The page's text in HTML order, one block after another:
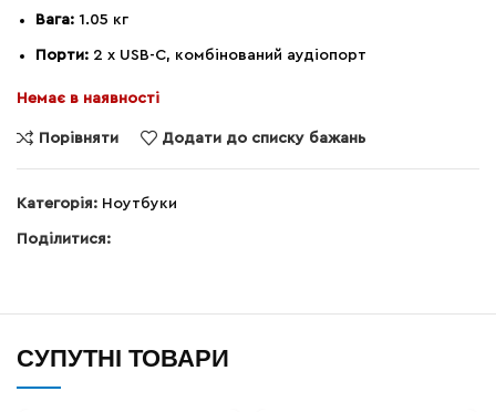
Вага: 1.05 кг
Порти: 2 x USB-C, комбінований аудіопорт
Немає в наявності
Порівняти Додати до списку бажань
Категорія: Ноутбуки
Поділитися:
СУПУТНІ ТОВАРИ